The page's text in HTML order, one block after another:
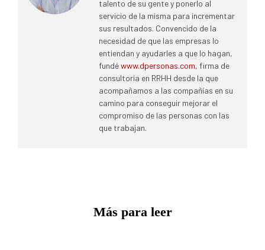
talento de su gente y ponerlo al
servicio de la misma para incrementar
sus resultados. Convencido de la
necesidad de que las empresas lo
entiendan y ayudarles a que lo hagan,
fundéwww.dpersonas.com, firma de
consultoría en RRHH desde la que
acompañamos a las compañías en su
camino para conseguir mejorar el
compromiso de las personas con las
que trabajan.
Más para leer